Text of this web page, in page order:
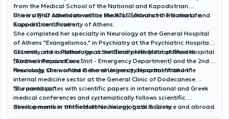
from the Medical School of the National and Kapodistrian
University of Athens as well as the ATLS (Advanced Trauma Life
Support) certification.
She is a PhD candidate at the Medical School of the National and
Kapodistrian University of Athens.
She completed her specialty in Neurology at the General Hospital
of Athens "Evangelismos," in Psychiatry at the Psychiatric Hospital
of Leros, and in Pathology at the General Hospital of Rhodes
"Andreas Papandreou."
Currently, she collaborates scientifically with Metropolitan Hospital
(Stroke Intensive Care Unit - Emergency Department) and the 2nd
Neurology Clinic of the General University Hospital "Attikon."
Previously, she worked in the emergency department and the
internal medicine sector at the General Clinic of Dodecanese
"Euromedica."
She participates with scientific papers in international and Greek
medical conferences and systematically follows scientific
developments in the field of Neurology, both in Greece and abroad.
She is a member of the Hellenic Neurological Society.